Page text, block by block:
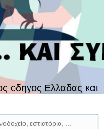
οδηγος Ελλαδας και